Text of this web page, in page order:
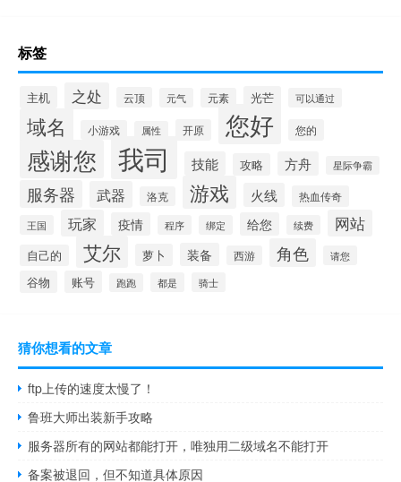
标签
主机 之处 云顶 元气 元素 光芒 可以通过
域名 小游戏 属性 开原 您好 您的
感谢您 我司 技能 攻略 方舟 星际争霸
服务器 武器 洛克 游戏 火线 热血传奇
王国 玩家 疫情 程序 绑定 给您 续费 网站
自己的 艾尔 萝卜 装备 西游 角色 请您
谷物 账号 跑跑 都是 骑士
猜你想看的文章
ftp上传的速度太慢了！
鲁班大师出装新手攻略
服务器所有的网站都能打开，唯独用二级域名不能打开
备案被退回，但不知道具体原因